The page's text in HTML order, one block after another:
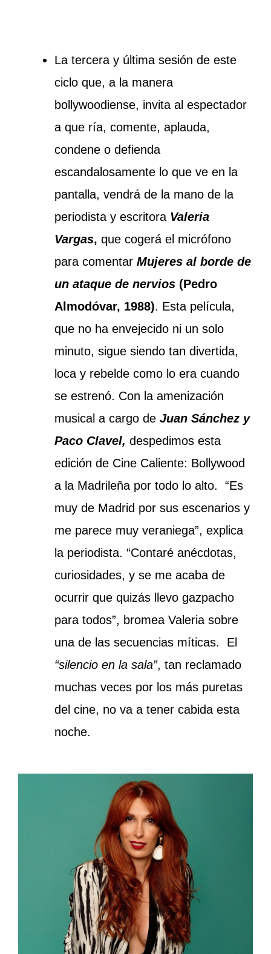
La tercera y última sesión de este
ciclo que, a la manera
bollywoodiense, invita al espectador
a que ría, comente, aplauda,
condene o defienda
escandalosamente lo que ve en la
pantalla, vendrá de la mano de la
periodista y escritora Valeria
Vargas, que cogerá el micrófono
para comentar Mujeres al borde de
un ataque de nervios (Pedro
Almodóvar, 1988). Esta película,
que no ha envejecido ni un solo
minuto, sigue siendo tan divertida,
loca y rebelde como lo era cuando
se estrenó. Con la amenización
musical a cargo de Juan Sánchez y
Paco Clavel, despedimos esta
edición de Cine Caliente: Bollywood
a la Madrileña por todo lo alto.
“Es
muy de Madrid por sus escenarios y
me parece muy veraniega”, explica
la periodista. “Contaré anécdotas,
curiosidades, y se me acaba de
ocurrir que quizás llevo gazpacho
para todos”, bromea Valeria sobre
una de las secuencias míticas. El
“silencio en la sala”, tan reclamado
muchas veces por los más puretas
del cine, no va a tener cabida esta
noche.